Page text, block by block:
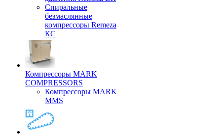
Спиральные
безмаслянные
компрессоры Remeza
КС
Компрессоры MARK
COMPRESSORS
Компрессоры MARK
MMS